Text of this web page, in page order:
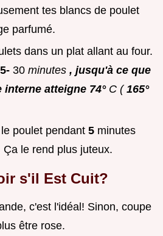
tes blancs de poulet
parfumé.
dans un plat allant au four.
30 minutes , jusqu'à ce que
interne atteigne 74° C (165°
poulet pendant 5 minutes
le rend plus juteux.
s'il Est Cuit?
c'est l'idéal! Sinon, coupe
être rose.